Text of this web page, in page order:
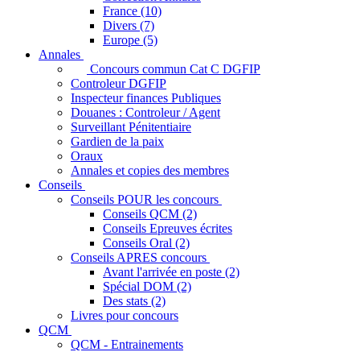
France (10)
Divers (7)
Europe (5)
Annales
Concours commun Cat C DGFIP
Controleur DGFIP
Inspecteur finances Publiques
Douanes : Controleur / Agent
Surveillant Pénitentiaire
Gardien de la paix
Oraux
Annales et copies des membres
Conseils
Conseils POUR les concours
Conseils QCM (2)
Conseils Epreuves écrites
Conseils Oral (2)
Conseils APRES concours
Avant l'arrivée en poste (2)
Spécial DOM (2)
Des stats (2)
Livres pour concours
QCM
QCM - Entrainements